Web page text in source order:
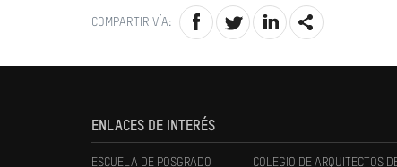
COMPARTIR VÍA:
ENLACES DE INTERÉS
ESCUELA DE POSGRADO COLEGIO DE ARQUITECTOS